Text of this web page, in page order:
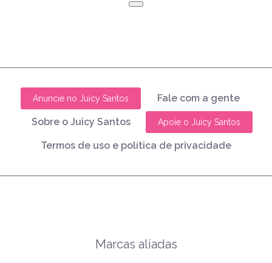
Anuncie no Juicy Santos Fale com a gente
Sobre o Juicy Santos Apoie o Juicy Santos
Termos de uso e política de privacidade
Marcas aliadas